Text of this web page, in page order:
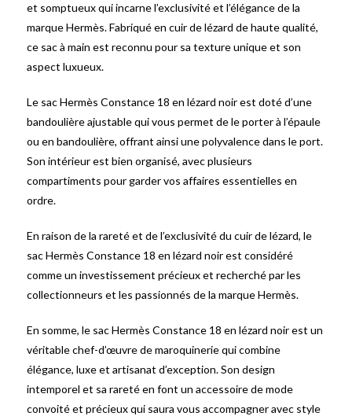
et somptueux qui incarne l’exclusivité et l’élégance de la
marque Hermès. Fabriqué en cuir de lézard de haute qualité,
ce sac à main est reconnu pour sa texture unique et son
aspect luxueux.
Le sac Hermès Constance 18 en lézard noir est doté d’une
bandoulière ajustable qui vous permet de le porter à l’épaule
ou en bandoulière, offrant ainsi une polyvalence dans le port.
Son intérieur est bien organisé, avec plusieurs
compartiments pour garder vos affaires essentielles en
ordre.
En raison de la rareté et de l’exclusivité du cuir de lézard, le
sac Hermès Constance 18 en lézard noir est considéré
comme un investissement précieux et recherché par les
collectionneurs et les passionnés de la marque Hermès.
En somme, le sac Hermès Constance 18 en lézard noir est un
véritable chef-d’œuvre de maroquinerie qui combine
élégance, luxe et artisanat d’exception. Son design
intemporel et sa rareté en font un accessoire de mode
convoité et précieux qui saura vous accompagner avec style